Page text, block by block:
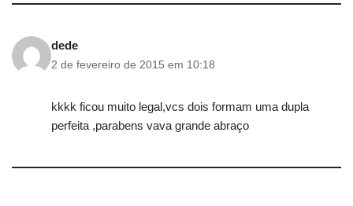
dede
2 de fevereiro de 2015 em 10:18
kkkk ficou muito legal,vcs dois formam uma dupla
perfeita ,parabens vava grande abraço